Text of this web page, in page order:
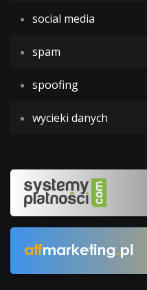
social media
spam
spoofing
wycieki danych